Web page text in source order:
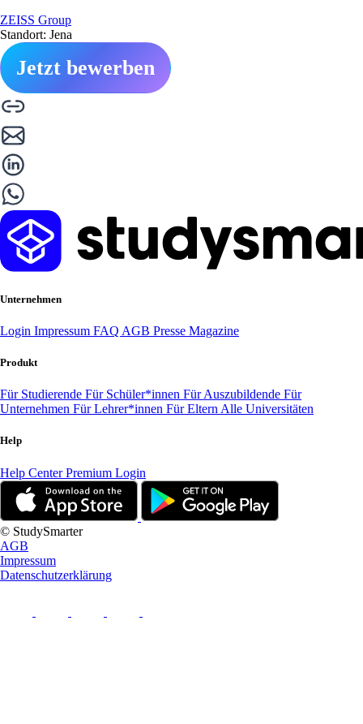
ZEISS Group
Standort: Jena
Jetzt bewerben
Unternehmen
Login Impressum FAQ AGB Presse Magazine
Produkt
Für Studierende Für Schüler*innen Für Auszubildende Für
Unternehmen Für Lehrer*innen Für Eltern Alle Universitäten
Help
Help CenterPremium Login
© StudySmarter
AGB
Impressum
Datenschutzerklärung